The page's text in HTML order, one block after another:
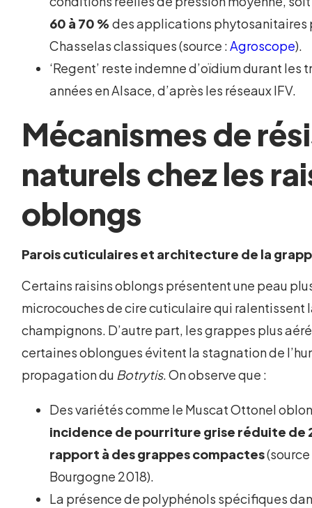
60 à 70 % des applications phytosanitaires
Chasselas classiques (source :Agroscope).
‘Regent’ reste indemne d’oïdium durant les
années en Alsace, d’après les réseaux IFV.
Mécanismes de
naturels chez les
oblongs
Parois cuticulaires et architecture de la
Certains raisins oblongs présentent une peau
microcouches de cire cuticulaire qui ralentissent
champignons. D’autre part, les grappes plus
certaines oblongues évitent la stagnation de
propagation du Botrytis. On observe que :
Des variétés comme le Muscat Ottonel
incidence de pourriture grise réduite de
rapport à des grappes compactes(source
Bourgogne 2018).
La présence de polyphénols spécifiques